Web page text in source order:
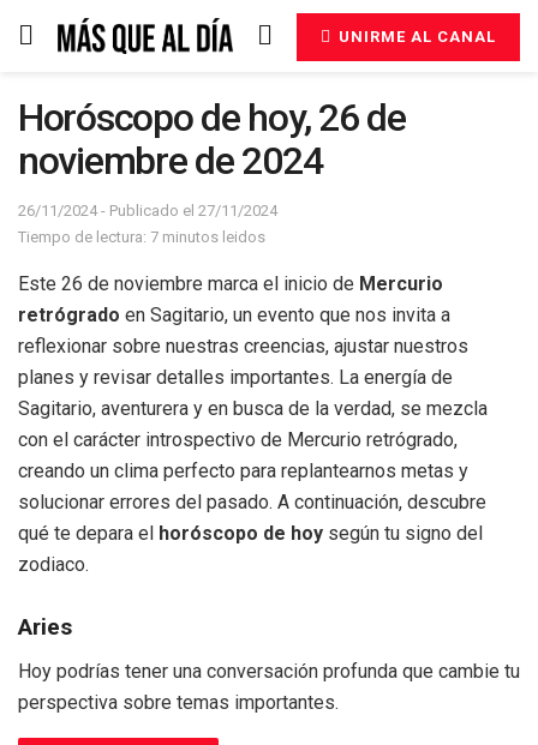
UNIRME AL CANAL
Horóscopo de hoy, 26 de
noviembre de 2024
26/11/2024 - Publicado el 27/11/2024
Tiempo de lectura: 7 minutos leidos
Este 26 de noviembre marca el inicio de Mercurio
retrógrado en Sagitario, un evento que nos invita a
reflexionar sobre nuestras creencias, ajustar nuestros
planes y revisar detalles importantes. La energía de
Sagitario, aventurera y en busca de la verdad, se mezcla
con el carácter introspectivo de Mercurio retrógrado,
creando un clima perfecto para replantearnos metas y
solucionar errores del pasado. A continuación, descubre
qué te depara el horóscopo de hoy según tu signo del
zodiaco.
Aries
Hoy podrías tener una conversación profunda que cambie tu
perspectiva sobre temas importantes.